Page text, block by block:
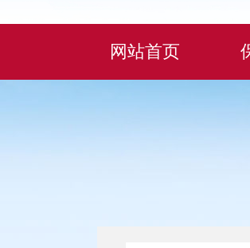
网站首页